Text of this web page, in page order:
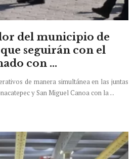
del municipio de
seguirán con el
con ...
de manera simultánea en las juntas
y San Miguel Canoa con la ...